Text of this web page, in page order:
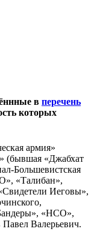
в перечень
которых
армия»
«Джабхат
Большевистская
«Талибан»,
Иеговы»,
«НСО»,
Валерьевич.